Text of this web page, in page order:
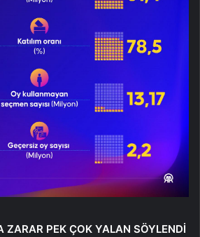
ZARAR PEK ÇOK YALAN SÖYLENDİ